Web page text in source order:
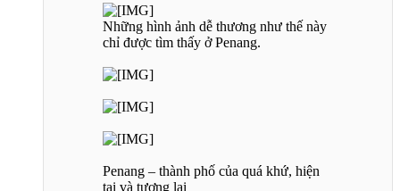
Những hình ảnh dễ thương như thế này
chỉ được tìm thấy ở Penang.
Penang – thành phố của quá khứ, hiện
tại và tương lai